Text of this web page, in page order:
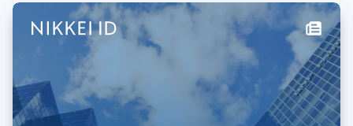
Polen
English
Portugal
Português
Roemenië
English
Singapore
English 简体中文